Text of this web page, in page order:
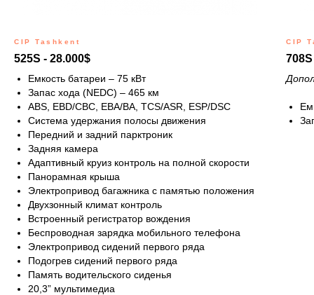
CIP Tashkent
525S - 28.000$
Емкость батареи – 75 кВт
Запас хода (NEDC) – 465 км
ABS, EBD/CBC, EBA/BA, TCS/ASR, ESP/DSC
Система удержания полосы движения
Передний и задний парктроник
Задняя камера
Адаптивный круиз контроль на полной скорости
Панорамная крыша
Электропривод багажника с памятью положения
Двухзонный климат контроль
Встроенный регистратор вождения
Беспроводная зарядка мобильного телефона
Электропривод сидений первого ряда
Подогрев сидений первого ряда
Память водительского сиденья
20,3” мультимедиа
CIP